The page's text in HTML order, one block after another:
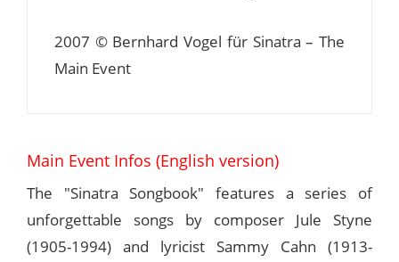
2007 © Bernhard Vogel für Sinatra – The
Main Event
Main Event Infos (English version)
The "Sinatra Songbook" features a series of
unforgettable songs by composer Jule Styne
(1905-1994) and lyricist Sammy Cahn (1913-